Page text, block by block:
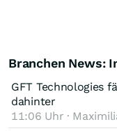
Branchen News:
GFT Technologies
dahinter
11:06 Uhr ·